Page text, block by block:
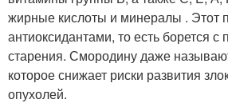
жирные кислоты и минералы . Этот
антиоксидантами, то есть борется с
старения. Смородину даже
которое снижает риски развития
опухолей.